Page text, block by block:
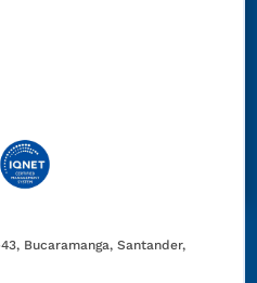
Bucaramanga, Santander,